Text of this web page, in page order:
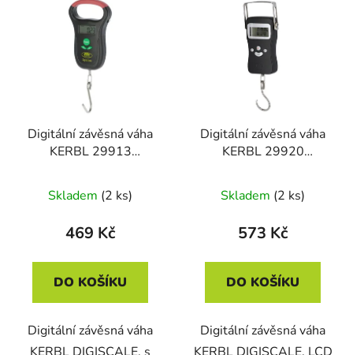
Digitální závěsná váha
KERBL 29913
Skladem (2 ks)
469 Kč
DO KOŠÍKU
Digitální závěsná váha
Digitální závěsná váha
KERBL 29920
Skladem (2 ks)
573 Kč
DO KOŠÍKU
Digitální závěsná váha